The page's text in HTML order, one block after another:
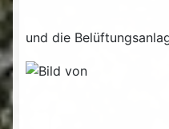
und die